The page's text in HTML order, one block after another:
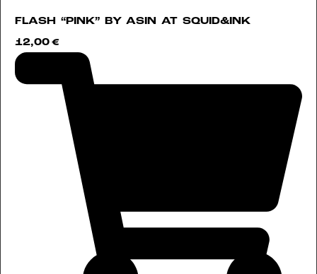
FLASH “PINK” BY ASIN AT SQUID&INK
12,00 €